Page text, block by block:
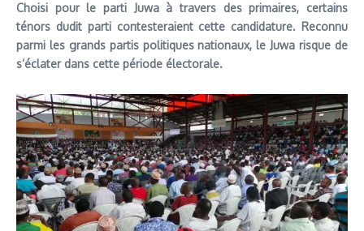
Choisi pour le parti Juwa à travers des primaires, certains
ténors dudit parti contesteraient cette candidature. Reconnu
parmi les grands partis politiques nationaux, le Juwa risque de
s’éclater dans cette période électorale.